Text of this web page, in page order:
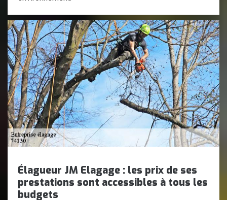
Élagueur JM Elagage : les prix de ses
prestations sont accessibles à tous les
budgets